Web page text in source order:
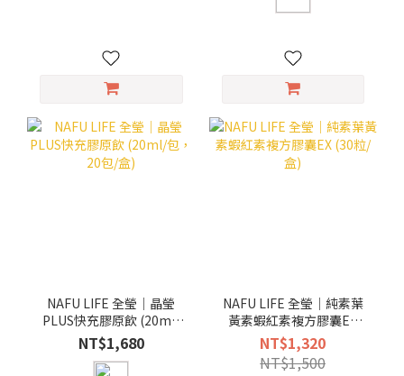
NAFU LIFE 全瑩｜晶瑩
PLUS快充膠原飲 (20ml/
包，20包/盒)
NT$1,680
NAFU LIFE 全瑩｜純素葉
黃素蝦紅素複方膠囊EX
(30粒/盒)
NT$1,320
NT$1,500